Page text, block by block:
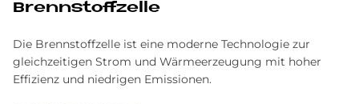
Brenn­stoff­zel­le
Die Brennstoffzelle ist eine moderne Technologie zur
gleichzeitigen Strom und Wärmeerzeugung mit hoher
Effizienz und niedrigen Emissionen.